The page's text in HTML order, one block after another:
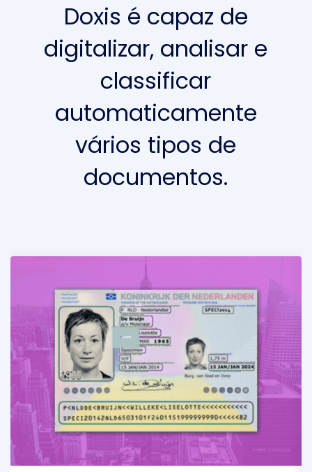
Doxis é capaz de
digitalizar, analisar e
classificar
automaticamente
vários tipos de
documentos.